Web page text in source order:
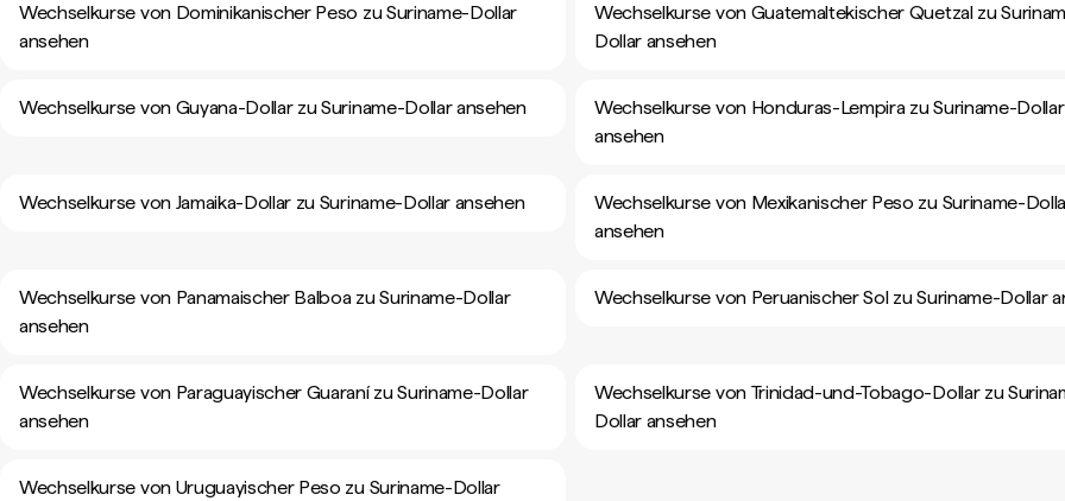
Wechselkurse von Dominikanischer Peso zu Suriname-Dollar
ansehen
Wechselkurse von Guatemaltekischer Quetzal zu
Dollar ansehen
Wechselkurse von Guyana-Dollar zu Suriname-Dollar ansehen
Wechselkurse von Honduras-Lempira zu Suriname-Dollar
ansehen
Wechselkurse von Jamaika-Dollar zu Suriname-Dollar ansehen
Wechselkurse von Mexikanischer Peso zu Suriname-
ansehen
Wechselkurse von Panamaischer Balboa zu Suriname-Dollar
ansehen
Wechselkurse von Peruanischer Sol zu Suriname-Dollar
Wechselkurse von Paraguayischer Guaraní zu Suriname-Dollar
ansehen
Wechselkurse von Trinidad-und-Tobago-Dollar zu
Dollar ansehen
Wechselkurse von Uruguayischer Peso zu Suriname-Dollar